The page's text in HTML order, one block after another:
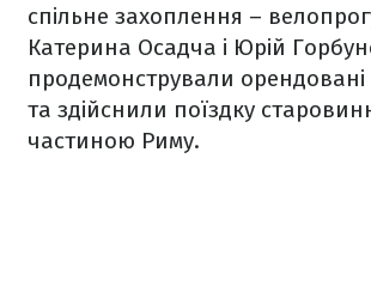
спільне захоплення –
Катерина Осадча і Юрій
продемонстрували
та здійснили поїздку
частиною Риму.